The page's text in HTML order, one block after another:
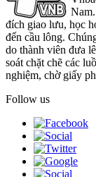
đích giao lưu, học
đến cầu lông.
do thành viên đưa
soát chặt chẽ các
nghiệm, chờ giấy
Follow us